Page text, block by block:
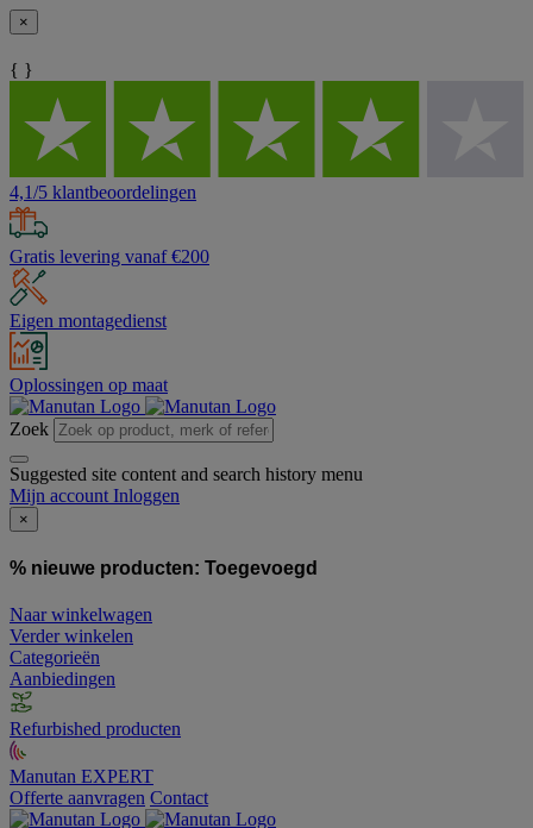
×
{ }
4,1/5 klantbeoordelingen
Gratis levering vanaf €200
Eigen montagedienst
Oplossingen op maat
Zoek
Suggested site content and search history menu
Mijn account Inloggen
×
% nieuwe producten: Toegevoegd
Naar winkelwagen
Verder winkelen
Categorieën
Aanbiedingen
Refurbished producten
Manutan EXPERT
Offerte aanvragen Contact